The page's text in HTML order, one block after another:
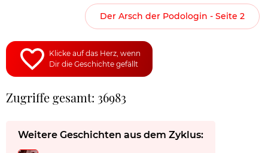
Der Arsch der Podologin - Seite 2
Klicke auf das Herz, wenn
Dir die Geschichte gefällt
Zugriffe gesamt: 36983
Weitere Geschichten aus dem Zyklus: